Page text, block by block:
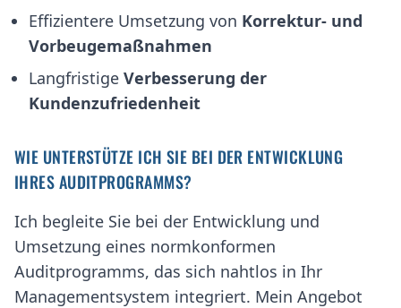
Effizientere Umsetzung von Korrektur- und
Vorbeugemaßnahmen
Langfristige Verbesserung der
Kundenzufriedenheit
WIE UNTERSTÜTZE ICH SIE BEI DER ENTWICKLUNG
IHRES AUDITPROGRAMMS?
Ich begleite Sie bei der Entwicklung und
Umsetzung eines normkonformen
Auditprogramms, das sich nahtlos in Ihr
Managementsystem integriert. Mein Angebot